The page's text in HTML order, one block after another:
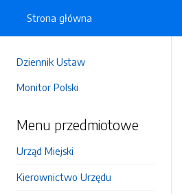
Dziennik Ustaw
Monitor Polski
Menu przedmiotowe
Urząd Miejski
Kierownictwo Urzędu
Strona główna